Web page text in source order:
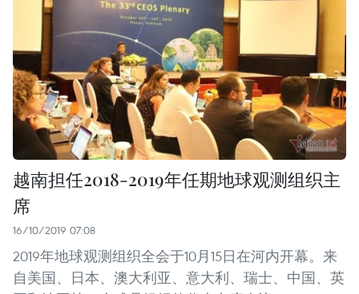
越南担任2018-2019年任期地球观测组织主
席
16/10/2019 07:08
2019年地球观测组织全会于10月15日在河内开幕。来
自美国、日本、澳大利亚、意大利、瑞士、中国、英